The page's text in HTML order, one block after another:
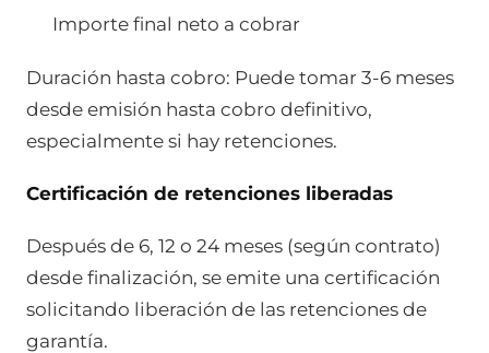
Importe final neto a cobrar
Duración hasta cobro: Puede tomar 3-6 meses
desde emisión hasta cobro definitivo,
especialmente si hay retenciones.
Certificación de retenciones liberadas
Después de 6, 12 o 24 meses (según contrato)
desde finalización, se emite una certificación
solicitando liberación de las retenciones de
garantía.